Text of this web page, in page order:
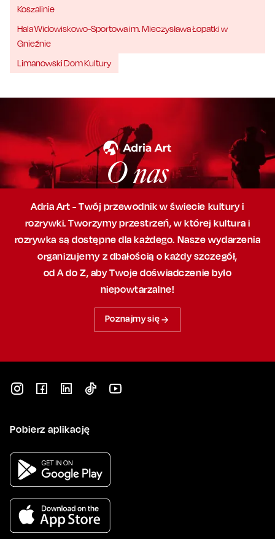
Koszalinie
Hala Widowiskowo-Sportowa im. Mieczysława Łopatki w
Gnieźnie
Limanowski Dom Kultury
O nas
Adria Art - Twój przewodnik w świecie kultury i
rozrywki. Tworzymy przestrzeń,w której kultura i
rozrywka są dostępne dla każdego. Nasze wydarzenia
organizujemy z dbałością o każdy szczegół,
od A do Z, abyTwoje doświadczenie było
niepowtarzalne!
Poznajmy się
Pobierz aplikację